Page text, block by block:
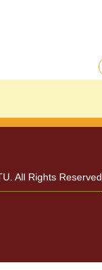
All Rights Reserved